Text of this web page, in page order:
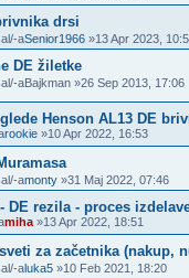
drsi
aSenior1966 »13 Apr 2023,
DE žiletke
aBajkman »26 Sep 2013, 17:06
Henson AL13 DE
rookie »10 Apr 2022, 16:53
amonty »31 Maj 2022, 07:46
DE rezila - proces
miha »13 Apr 2022, 18:51
za začetnika (nakup,
aluka5 »10 Feb 2021, 18:20